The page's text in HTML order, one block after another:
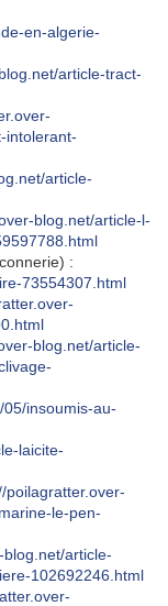
en-algerie-
article-tract-
intolerant-
article-
blog.net/article-l-
:
73554307.html
blog.net/article-
insoumis-au-
laicite-
poilagratter.over-
le-pen-
article-
102692246.html